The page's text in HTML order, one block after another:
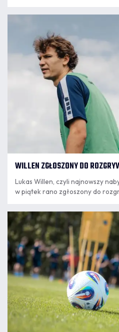
podsumował występ,
WILLEN ZGŁOSZONY DO
Lukas Willen, czyli najnowszy
w piątek rano zgłoszony do
07.08
8:18